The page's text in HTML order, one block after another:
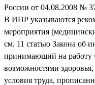
России от 04.08.2008 №
В ИПР указываются
мероприятия
см. 11 статью Закона об
принимающий на работу
возможностями
условия труда,